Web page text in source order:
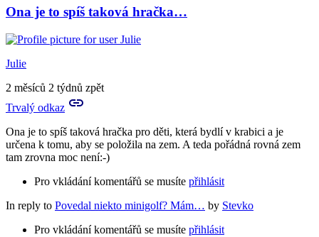
Ona je to spíš taková hračka…
Julie
2 měsíců 2 týdnů zpět
Trvalý odkaz
Ona je to spíš taková hračka pro děti, která bydlí v krabici a je
určena k tomu, aby se položila na zem. A teda pořádná rovná zem
tam zrovna moc není:-)
Pro vkládání komentářů se musíte přihlásit
In reply to Povedal niekto minigolf? Mám… by Stevko
Pro vkládání komentářů se musíte přihlásit